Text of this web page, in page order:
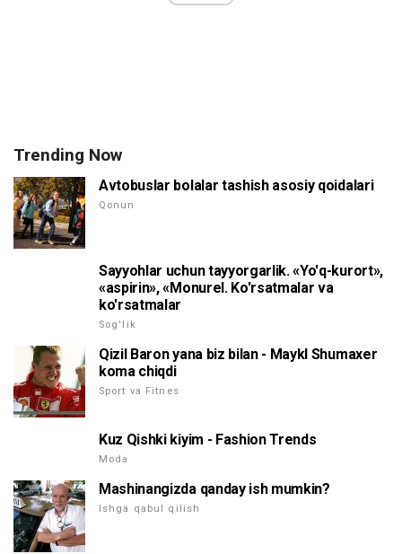
Trending Now
Avtobuslar bolalar tashish asosiy qoidalari
Qonun
Sayyohlar uchun tayyorgarlik. «Yo'q-kurort»,
«aspirin», «Monurel. Ko'rsatmalar va
ko'rsatmalar
Sog'lik
Qizil Baron yana biz bilan - Maykl Shumaxer
koma chiqdi
Sport va Fitnes
Kuz Qishki kiyim - Fashion Trends
Moda
Mashinangizda qanday ish mumkin?
Ishga qabul qilish